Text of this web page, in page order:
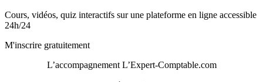
Cours, vidéos, quiz interactifs sur une plateforme en ligne accessible
24h/24
M'inscrire gratuitement
L’accompagnement L’Expert-Comptable.com